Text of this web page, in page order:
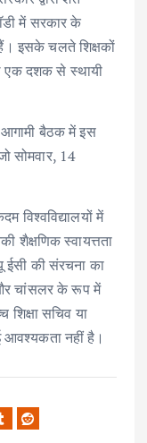
में सरकार के
इसके चलते शिक्षकों
एक दशक से स्थायी
आगामी बैठक में इस
सोमवार, 14
विश्वविद्यालयों में
शैक्षणिक स्वायत्तता
ईसी की संरचना का
चांसलर के रूप में
शिक्षा सचिव या
आवश्यकता नहीं है।